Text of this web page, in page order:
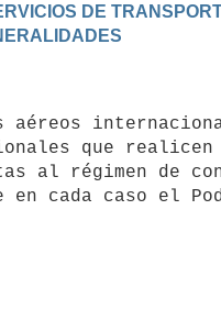
DE
que
al régimen de